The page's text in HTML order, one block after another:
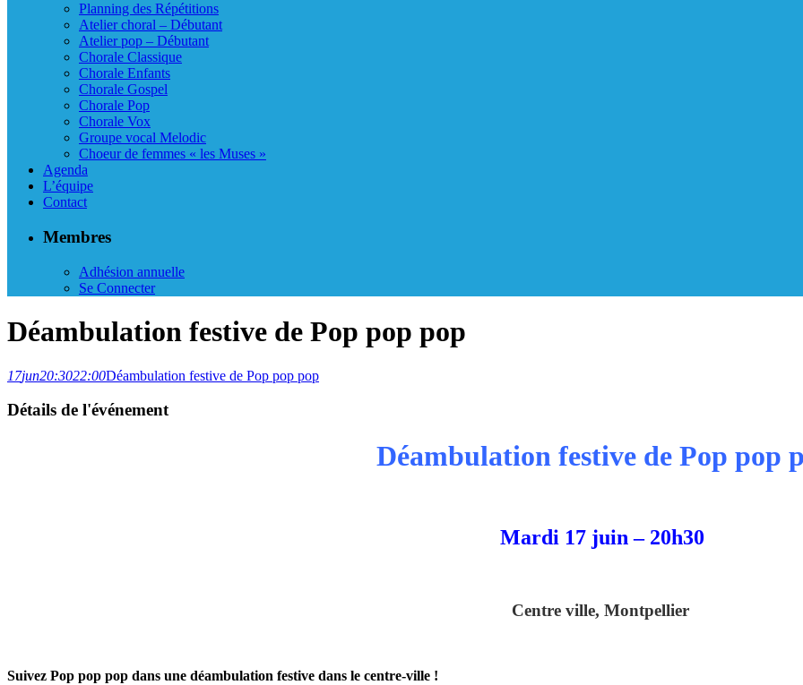
Planning des Répétitions
Atelier choral – Débutant
Atelier pop – Débutant
Chorale Classique
Chorale Enfants
Chorale Gospel
Chorale Pop
Chorale Vox
Groupe vocal Melodic
Choeur de femmes « les Muses »
Agenda
L’équipe
Contact
Membres
Adhésion annuelle
Se Connecter
Déambulation festive de Pop pop pop
17jun20:3022:00Déambulation festive de Pop pop pop
Détails de l'événement
Déambulation festive de Pop pop
Mardi 17 juin – 20h30
Centre ville, Montpellier
Suivez Pop pop pop dans une déambulation festive dans le centre-ville !